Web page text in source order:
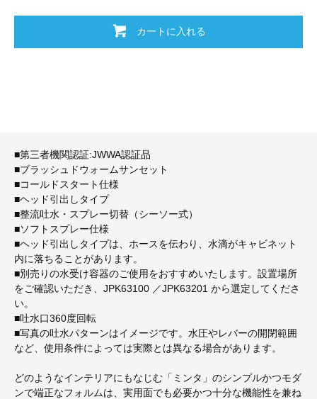
カートに入れる
■第三者機関認証:JWWA認証品
■ブラッシュドウォームサンセット
■コールドスタート仕様
■ヘッド引出しタイプ
■整流吐水・スプレー切替（シーソー式）
■ソフトスプレー仕様
■ヘッド引出しタイプは、ホースを伝わり、水滴がキャビネット
内に落ちることがあります。
■別売りの水受け容器のご使用をおすすめいたします。設置場所
をご確認いただき、JPK63100 ／JPK63201 から選定してくださ
い。
■吐水口360度回転
■写真の吐水パターンはイメージです。水圧やレバーの開閉範囲
など、使用条件によっては実際とは異なる場合があります。
どのようなインテリアにもなじむ「ミンタ」のシンプルかつモダ
ンで端正なフォルムは、実用面でも必要かつ十分な機能性を兼ね